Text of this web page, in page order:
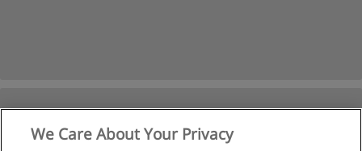
We Care About Your Privacy